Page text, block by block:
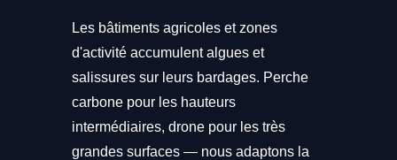
Les bâtiments agricoles et zones
d'activité accumulent algues et
salissures sur leurs bardages. Perche
carbone pour les hauteurs
intermédiaires, drone pour les très
grandes surfaces — nous adaptons la